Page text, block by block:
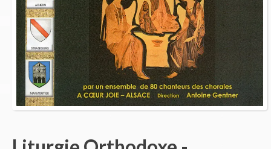
Nous Ecouter
BLOG
Nous contacter